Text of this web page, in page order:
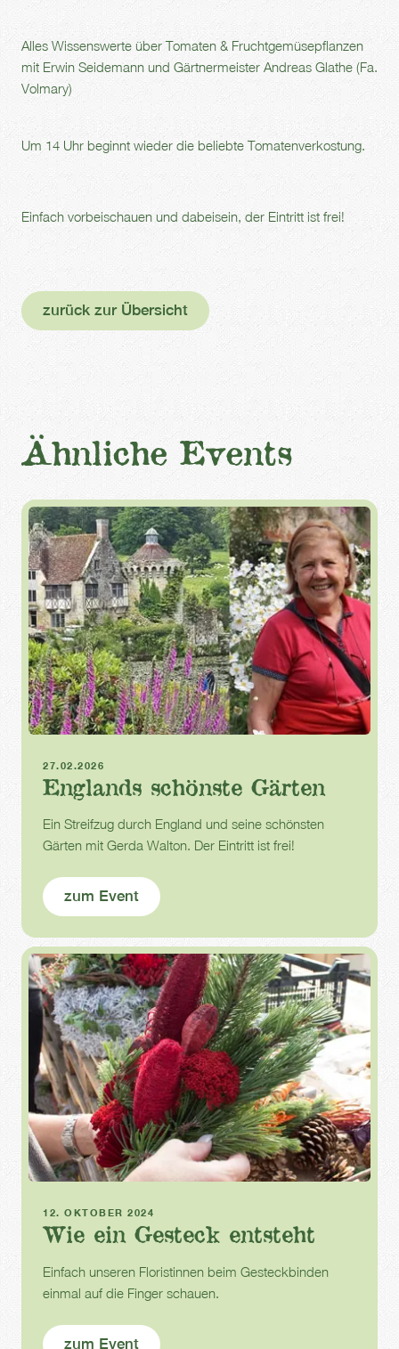
Alles Wissenswerte über Tomaten & Fruchtgemüsepflanzen
mit Erwin Seidemann und Gärtnermeister Andreas Glathe (Fa.
Volmary)
Um 14 Uhr beginnt wieder die beliebte Tomatenverkostung.
Einfach vorbeischauen und dabeisein, der Eintritt ist frei!
zurück zur Übersicht
Ähnliche Events
27.02.2026
Englands schönste Gärten
Ein Streifzug durch England und seine schönsten
Gärten mit Gerda Walton. Der Eintritt ist frei!‍
zum Event
12. OKTOBER 2024
Wie ein Gesteck entsteht
Einfach unseren Floristinnen beim Gesteckbinden
einmal auf die Finger schauen.
zum Event